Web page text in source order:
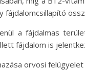
fájdalomcsillapító
a fájdalmas
fájdalom is
orvosi